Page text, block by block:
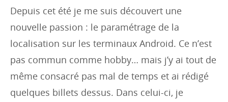
s
:
Depuis cet été je me suis découvert une
nouvelle passion : le paramétrage de la
localisation sur les terminaux Android. Ce n’est
pas commun comme hobby… mais j’y ai tout de
même consacré pas mal de temps et ai rédigé
quelques billets dessus. Dans celui-ci, je